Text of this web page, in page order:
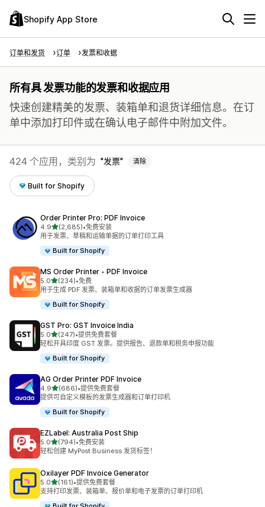
Shopify App Store
订单和发货 订单 发票和收据
所有具 发票功能的发票和收据应用
快速创建精美的发票、装箱单和退货详细信息。在订
单中添加打印件或在确认电子邮件中附加文件。
424 个应用，类别为 发票 清除
Built for Shopify
Order Printer Pro: PDF Invoice
4.9星（满分 5 星）
(2,685)
总共 2685 条评论
•免费安装
用于发票、草稿和运输单据的订单打印工具
Built for Shopify
MS Order Printer ‑ PDF Invoice
5.0星（满分 5 星）
(234)
总共 234 条评论
•免费
用于生成 PDF 发票、装箱单和收据的订单发票生成器
Built for Shopify
GST Pro: GST Invoice India
5.0星（满分 5 星）
(247)
总共 247 条评论
•提供免费套餐
轻松开具印度 GST 发票。提供报告、退款单和税务申报功能
Built for Shopify
AG Order Printer PDF Invoice
4.9星（满分 5 星）
(686)
总共 686 条评论
•提供免费套餐
提供可自定义模板的发票生成器和订单打印机
Built for Shopify
EZLabel: Australia Post Ship
5.0星（满分 5 星）
(794)
总共 794 条评论
•免费安装
轻松创建 MyPost Business 发货标签！
Oxilayer PDF Invoice Generator
5.0星（满分 5 星）
(161)
总共 161 条评论
•提供免费套餐
支持打印发票、装箱单、报价单和电子发票的订单打印机